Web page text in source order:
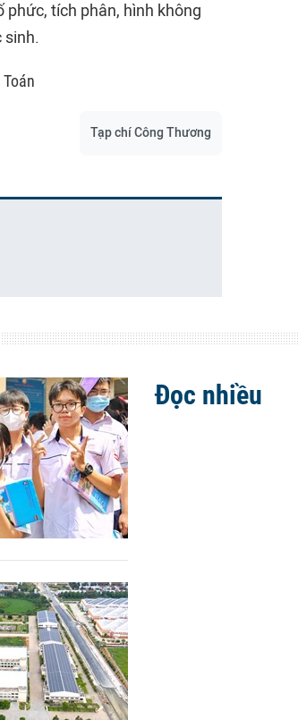
phức, tích phân, hình không
sinh.
Tạp chí Công Thương
Đọc nhiều